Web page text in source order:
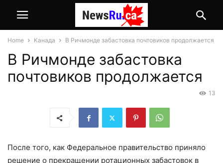
Home Канада В Ричмонде забастовка почтовиков продолжается
В Ричмонде забастовка
почтовиков продолжается
13
После того, как Федеральное правительство приняло
решение о прекращении ротационных забастовок в